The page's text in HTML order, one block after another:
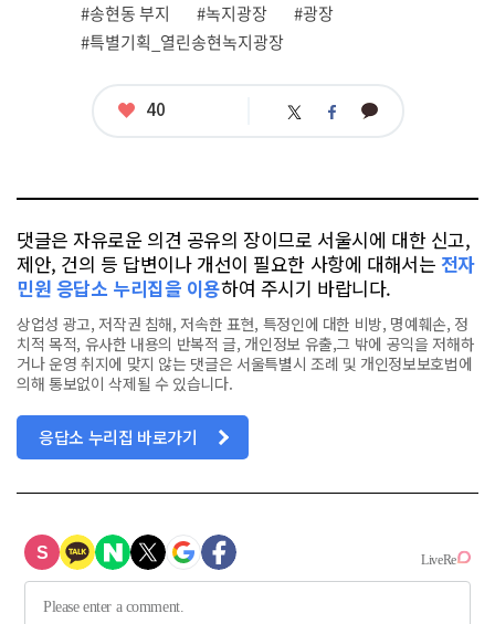
#송현동 부지
#녹지광장
#광장
#특별기획_열린송현녹지광장
좋
40 트 페 카
댓글은 자유로운 의견 공유의 장이므로 서울시에 대한 신고,
제안, 건의 등 답변이나 개선이 필요한 사항에 대해서는 전자
민원 응답소 누리집을 이용하여 주시기 바랍니다.
상업성 광고, 저작권 침해, 저속한 표현, 특정인에 대한 비방, 명예훼손, 정
치적 목적, 유사한 내용의 반복적 글, 개인정보 유출,그 밖에 공익을 저해하
거나 운영 취지에 맞지 않는 댓글은 서울특별시 조례 및 개인정보보호법에
의해 통보없이 삭제될 수 있습니다.
응답소 누리집 바로가기